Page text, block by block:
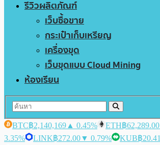
รีวิวผลิตภัณฑ์
เว็บซื้อขาย
กระเป๋าเก็บเหรียญ
เครื่องขุด
เว็บขุดแบบ Cloud Mining
ห้องเรียน
BTC฿2,140,169 ▲ 0.45% ETH฿62,289.00
3.35%
LINK฿272.00▼ 0.79% KUB฿20.41